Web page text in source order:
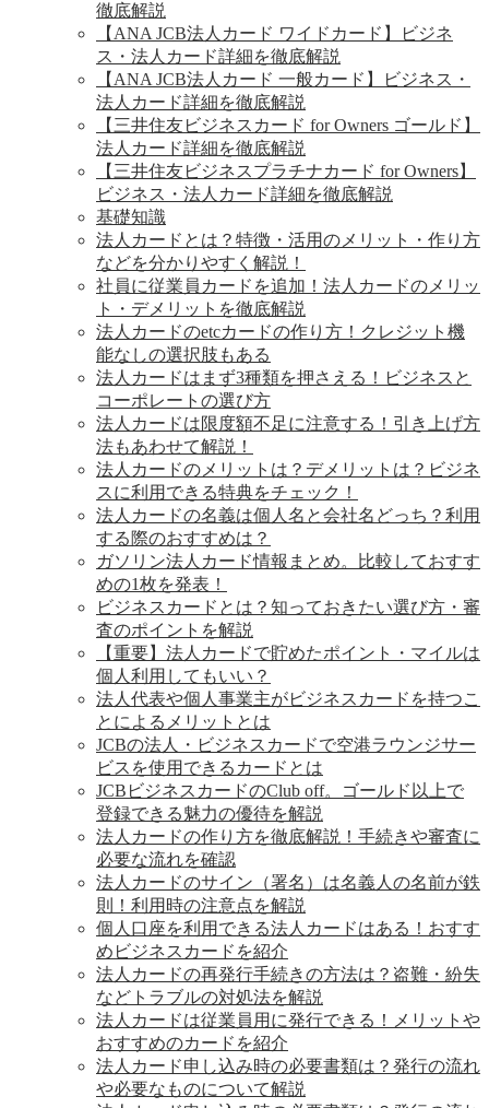
徹底解説
【ANA JCB法人カード ワイドカード】ビジネ
ス・法人カード詳細を徹底解説
【ANA JCB法人カード 一般カード】ビジネス・
法人カード詳細を徹底解説
【三井住友ビジネスカード for Owners ゴールド】
法人カード詳細を徹底解説
【三井住友ビジネスプラチナカード for Owners】
ビジネス・法人カード詳細を徹底解説
基礎知識
法人カードとは？特徴・活用のメリット・作り方
などを分かりやすく解説！
社員に従業員カードを追加！法人カードのメリッ
ト・デメリットを徹底解説
法人カードのetcカードの作り方！クレジット機
能なしの選択肢もある
法人カードはまず3種類を押さえる！ビジネスと
コーポレートの選び方
法人カードは限度額不足に注意する！引き上げ方
法もあわせて解説！
法人カードのメリットは？デメリットは？ビジネ
スに利用できる特典をチェック！
法人カードの名義は個人名と会社名どっち？利用
する際のおすすめは？
ガソリン法人カード情報まとめ。比較しておすす
めの1枚を発表！
ビジネスカードとは？知っておきたい選び方・審
査のポイントを解説
【重要】法人カードで貯めたポイント・マイルは
個人利用してもいい？
法人代表や個人事業主がビジネスカードを持つこ
とによるメリットとは
JCBの法人・ビジネスカードで空港ラウンジサー
ビスを使用できるカードとは
JCBビジネスカードのClub off。ゴールド以上で
登録できる魅力の優待を解説
法人カードの作り方を徹底解説！手続きや審査に
必要な流れを確認
法人カードのサイン（署名）は名義人の名前が鉄
則！利用時の注意点を解説
個人口座を利用できる法人カードはある！おすす
めビジネスカードを紹介
法人カードの再発行手続きの方法は？盗難・紛失
などトラブルの対処法を解説
法人カードは従業員用に発行できる！メリットや
おすすめのカードを紹介
法人カード申し込み時の必要書類は？発行の流れ
や必要なものについて解説